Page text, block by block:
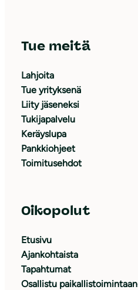
Tue meitä
Lahjoita
Tue yrityksenä
Liity jäseneksi
Tukijapalvelu
Keräyslupa
Pankkiohjeet
Toimitusehdot
Oikopolut
Etusivu
Ajankohtaista
Tapahtumat
Osallistu paikallistoimintaan